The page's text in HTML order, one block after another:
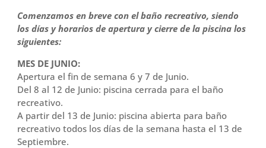
Comenzamos en breve con el baño recreativo, siendo
los días y horarios de apertura y cierre de la piscina los
siguientes:
MES DE JUNIO:
Apertura el fin de semana 6 y 7 de Junio.
Del 8 al 12 de Junio: piscina cerrada para el baño
recreativo.
A partir del 13 de Junio: piscina abierta para baño
recreativo todos los días de la semana hasta el 13 de
Septiembre.